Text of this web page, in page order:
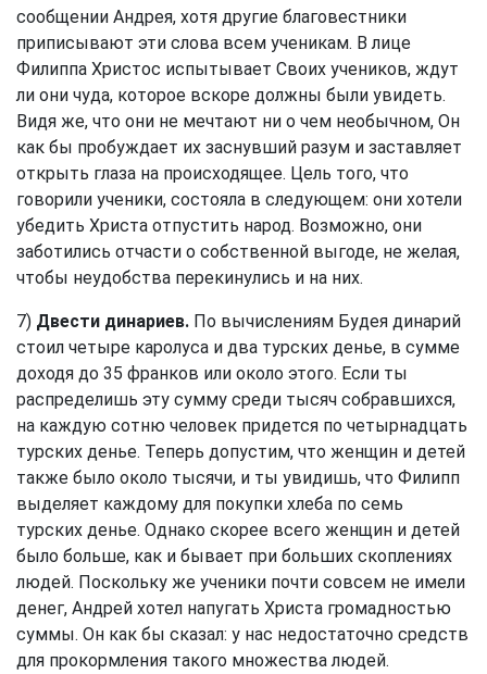
сообщении Андрея, хотя другие благовестники
приписывают эти слова всем ученикам. В лице
Филиппа Христос испытывает Своих учеников, ждут
ли они чуда, которое вскоре должны были увидеть.
Видя же, что они не мечтают ни о чем необычном, Он
как бы пробуждает их заснувший разум и заставляет
открыть глаза на происходящее. Цель того, что
говорили ученики, состояла в следующем: они хотели
убедить Христа отпустить народ. Возможно, они
заботились отчасти о собственной выгоде, не желая,
чтобы неудобства перекинулись и на них.
7) Двести динариев. По вычислениям Будея динарий
стоил четыре каролуса и два турских денье, в сумме
доходя до 35 франков или около этого. Если ты
распределишь эту сумму среди тысяч собравшихся,
на каждую сотню человек придется по четырнадцать
турских денье. Теперь допустим, что женщин и детей
также было около тысячи, и ты увидишь, что Филипп
выделяет каждому для покупки хлеба по семь
турских денье. Однако скорее всего женщин и детей
было больше, как и бывает при больших скоплениях
людей. Поскольку же ученики почти совсем не имели
денег, Андрей хотел напугать Христа громадностью
суммы. Он как бы сказал: у нас недостаточно средств
для прокормления такого множества людей.